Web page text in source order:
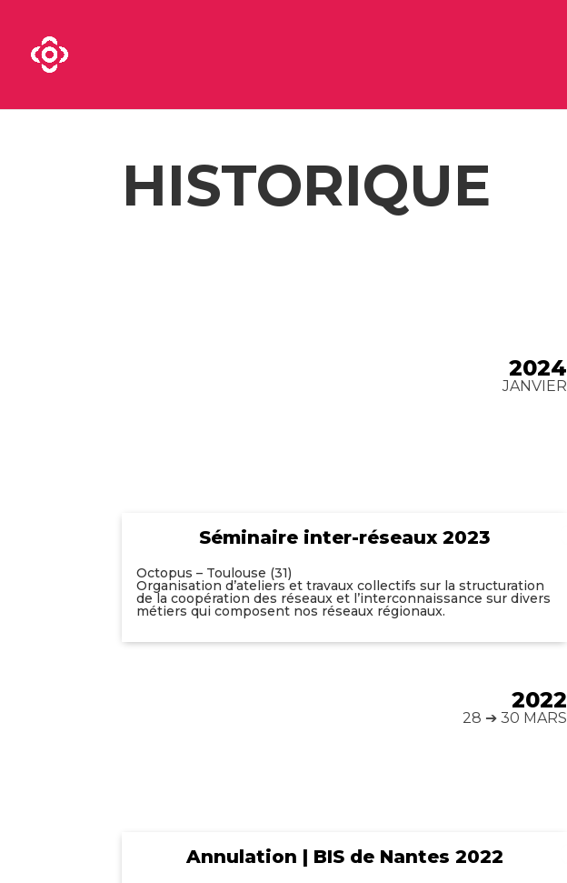
HISTORIQUE
2024
JANVIER
Séminaire inter-réseaux 2023
Octopus – Toulouse (31)
Organisation d’ateliers et travaux collectifs sur la structuration
de la coopération des réseaux et l’interconnaissance sur divers
métiers qui composent nos réseaux régionaux.
2022
28 ➔ 30 MARS
Annulation | BIS de Nantes 2022